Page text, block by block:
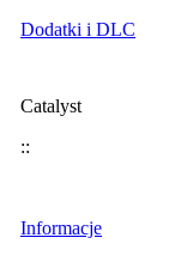
Dodatki i DLC
Catalyst
::
Informacje